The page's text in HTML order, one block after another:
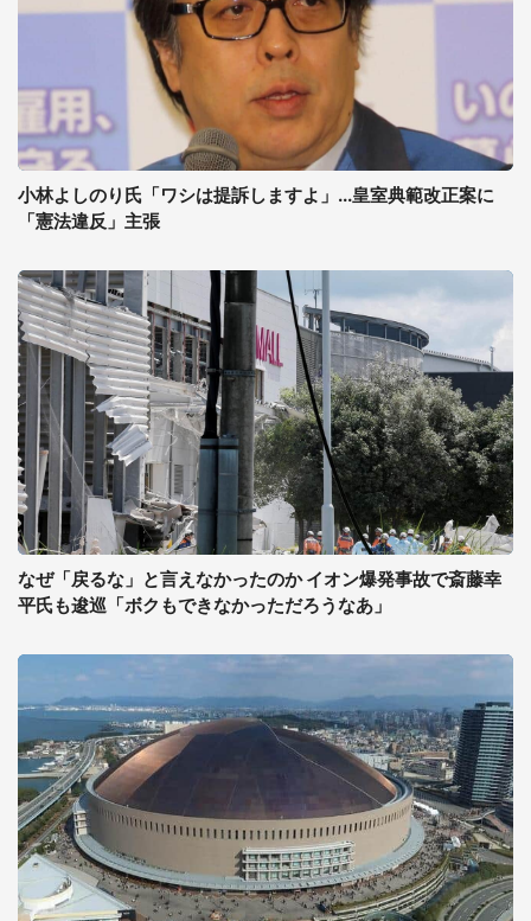
小林よしのり氏「ワシは提訴しますよ」...皇室典範改正案に
「憲法違反」主張
なぜ「戻るな」と言えなかったのか イオン爆発事故で斎藤幸
平氏も逡巡「ボクもできなかっただろうなあ」